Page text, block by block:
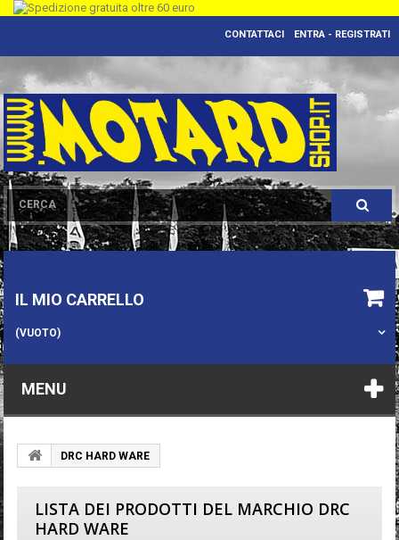
ENTRA - REGISTRATI
CONTATTACI
IL MIO CARRELLO
(VUOTO)
MENU
DRC HARD WARE
LISTA DEI PRODOTTI DEL MARCHIO DRC
HARD WARE